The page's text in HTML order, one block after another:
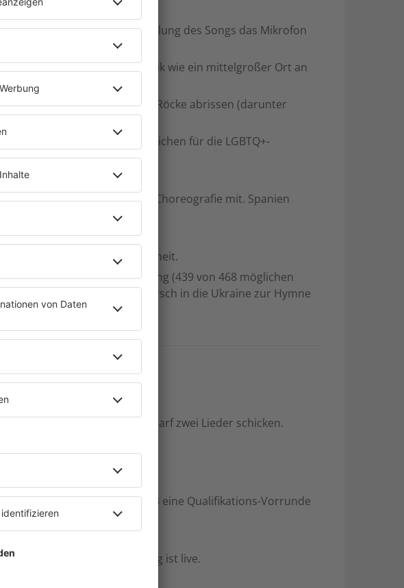
dass sie bei der Wiederholung des Songs das Mikrofon
ESC-Finale so viel Pyrotechnik wie ein mittelgroßer Ort an
während des Songs die Röcke abrissen (darunter
beim ESC.
ein weltweit beachtetes Zeichen für die LGBTQ+-
zweiten Mal den Titel.
Bühne und tanzte in der Choreografie mit. Spanien
Kontrabass.
Ikone für Toleranz und Freiheit.
Ergebnis im Publikums-Voting (439 von 468 möglichen
dem russischen Einmarsch in die Ukraine zur Hymne
statt. Jedes Land darf zwei Lieder schicken.
Land stimmen.
und deshalb wird 1993 eine Qualifikations-Vorrunde
per Telefon abstimmen.
Track, nur der Gesang ist live.
alle auf Englisch.